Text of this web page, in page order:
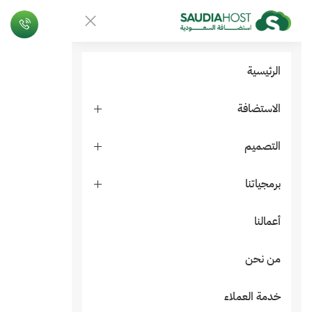
الرئيسية
الاستضافة
التصميم
برمجياتنا
أعمالنا
من نحن
خدمة العملاء